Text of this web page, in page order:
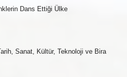
Dans Ettiği Ülke
Sanat, Kültür, Teknoloji ve Bira